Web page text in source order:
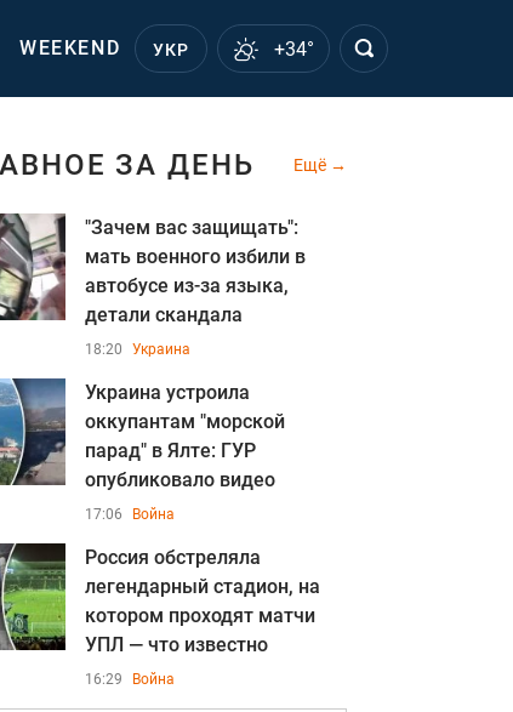
WEEKEND УКР +34°
ЗА ДЕНЬ Ещё
"Зачем вас защищать":
мать военного избили в
автобусе из-за языка,
детали скандала
18:20 Украина
Украина устроила
оккупантам "морской
парад" в Ялте: ГУР
опубликовало видео
17:06 Война
Россия обстреляла
легендарный стадион, на
котором проходят матчи
УПЛ — что известно
16:29 Война